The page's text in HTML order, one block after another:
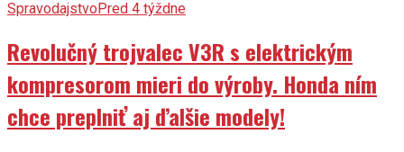
SpravodajstvoPred 4 týždne
Revolučný trojvalec V3R s elektrickým
kompresorom mieri do výroby. Honda ním
chce preplniť aj ďalšie modely!